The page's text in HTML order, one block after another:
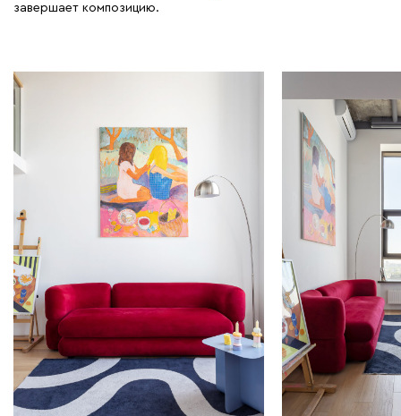
завершает композицию.